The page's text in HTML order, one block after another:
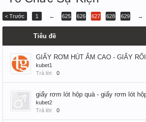
< Trước 1 ← 625 626 627 628 629 →
Tiêu đề
GIẤY RƠM HÚT ẨM CAO - GIẤY
kubet1
Trả lời:
0
giấy rơm lót hộp quà - giấy rơm lót
kubet2
Trả lời:
0